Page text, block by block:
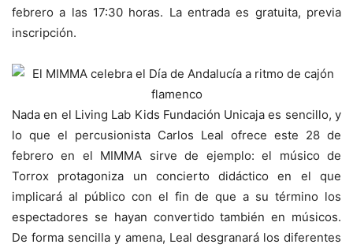
febrero a las 17:30 horas. La entrada es gratuita, previa
inscripción.
Nada en el Living Lab Kids Fundación Unicaja es sencillo, y
lo que el percusionista Carlos Leal ofrece este 28 de
febrero en el MIMMA sirve de ejemplo: el músico de
Torrox protagoniza un concierto didáctico en el que
implicará al público con el fin de que a su término los
espectadores se hayan convertido también en músicos.
De forma sencilla y amena, Leal desgranará los diferentes